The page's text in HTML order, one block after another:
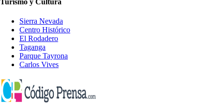
Turismo y Cultura
Sierra Nevada
Centro Histórico
El Rodadero
Taganga
Parque Tayrona
Carlos Vives